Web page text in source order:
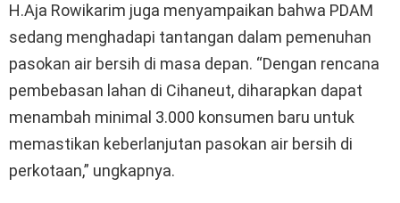
H.Aja Rowikarim juga menyampaikan bahwa PDAM
sedang menghadapi tantangan dalam pemenuhan
pasokan air bersih di masa depan. “Dengan rencana
pembebasan lahan di Cihaneut, diharapkan dapat
menambah minimal 3.000 konsumen baru untuk
memastikan keberlanjutan pasokan air bersih di
perkotaan,” ungkapnya.